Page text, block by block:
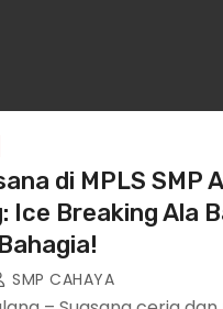
di MPLS SMP
Ice Breaking Ala
SMP CAHAYA